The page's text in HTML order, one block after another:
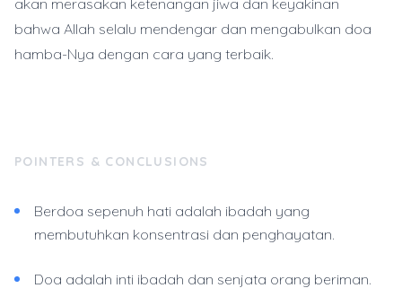
akan merasakan ketenangan jiwa dan keyakinan
bahwa Allah selalu mendengar dan mengabulkan doa
hamba-Nya dengan cara yang terbaik.
POINTERS & CONCLUSIONS
Berdoa sepenuh hati adalah ibadah yang
membutuhkan konsentrasi dan penghayatan.
Doa adalah inti ibadah dan senjata orang beriman.